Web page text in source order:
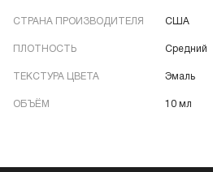
СТРАНА ПРОИЗВОДИТЕЛЯ США
ПЛОТНОСТЬ Средний
ТЕКСТУРА ЦВЕТА Эмаль
ОБЪЁМ 10 мл